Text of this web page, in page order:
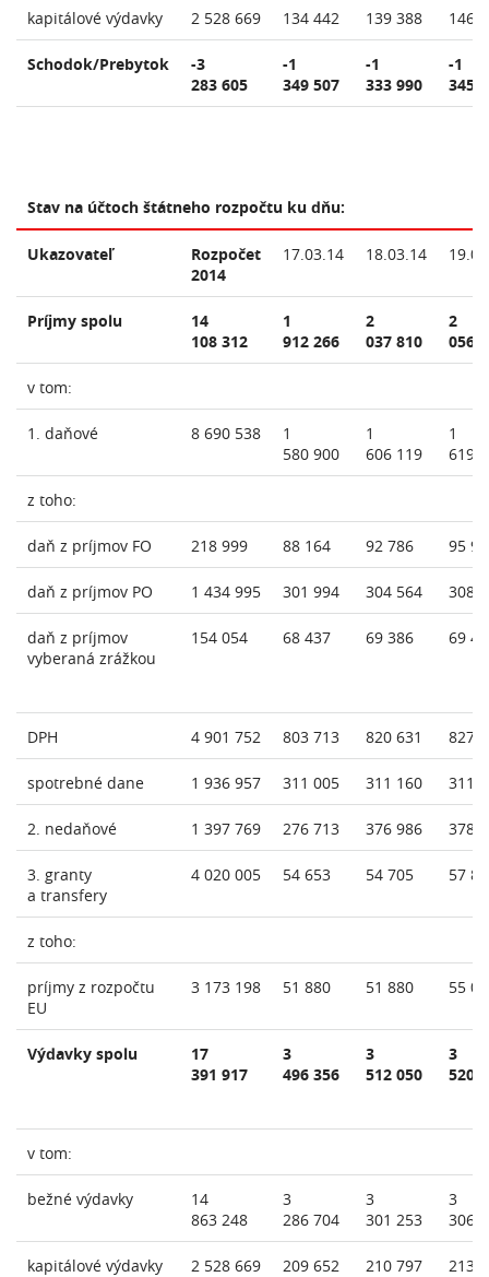
kapitálové výdavky 2 528 669 134 442 139 388 146
Schodok/Prebytok
-3
283 605
-1
349 507
-1
333 990
-1
345
Stav na účtoch štátneho rozpočtu ku dňu:
Ukazovateľ
Rozpočet
2014
17.03.14 18.03.14
Príjmy spolu
14
108 312
1
912 266
2
037 810
2
056
v tom:
1. daňové 8 690 538
1
580 900
1
606 119
1
619
z toho:
daň z príjmov FO 218 999 88 164 92 786 95
daň z príjmov PO 1 434 995 301 994 304 564 308
daň z príjmov
vyberaná zrážkou
154 054 68 437 69 386 69
DPH 4 901 752 803 713 820 631 827
spotrebné dane 1 936 957 311 005 311 160 311
2. nedaňové 1 397 769 276 713 376 986 378
3. granty
a transfery
4 020 005 54 653 54 705 57
z toho:
príjmy z rozpočtu
EU
3 173 198 51 880 51 880 55
Výdavky spolu
17
391 917
3
496 356
3
512 050
3
520
v tom:
bežné výdavky
14
863 248
3
286 704
3
301 253
3
306
kapitálové výdavky 2 528 669 209 652 210 797 213